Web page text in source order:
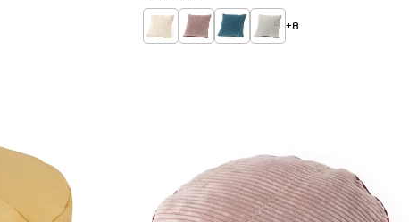
regularna
KremowyPudrowy
róż
TurkusowyPopielaty
+8